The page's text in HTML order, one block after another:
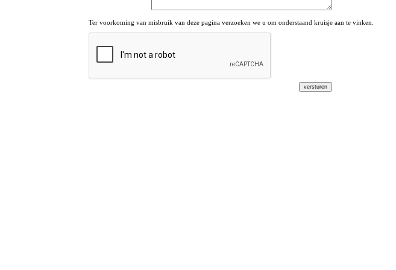
Ter voorkoming van misbruik van deze pagina verzoeken we u om onderstaand kruisje aan te vinken.